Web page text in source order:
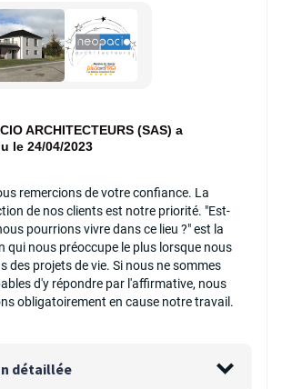
ARCHITECTEURS (SAS) a
le 24/04/2023
remercions de votre confiance. La
de nos clients est notre priorité. "Est-
pourrions vivre dans ce lieu ?" est la
qui nous préoccupe le plus lorsque nous
des projets de vie. Si nous ne sommes
d'y répondre par l'affirmative, nous
obligatoirement en cause notre travail.
détaillée